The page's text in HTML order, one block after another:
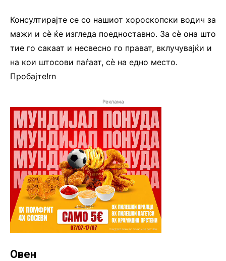
Консултирајте се со нашиот хороскопски водич за
мажи и сè ќе изгледа поедноставно. За сè она што
тие го сакаат и несвесно го прават, вклучувајќи и
на кои штосови паѓаат, сè на едно место.
Пробајте!rn
Реклама
Овен